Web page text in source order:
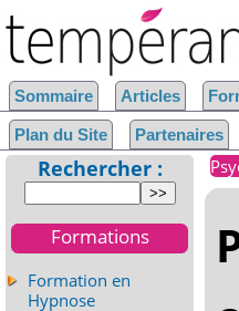
Sommaire Articles
Plan du Site Partenaires
Rechercher :
Formations
Formation en
Hypnose